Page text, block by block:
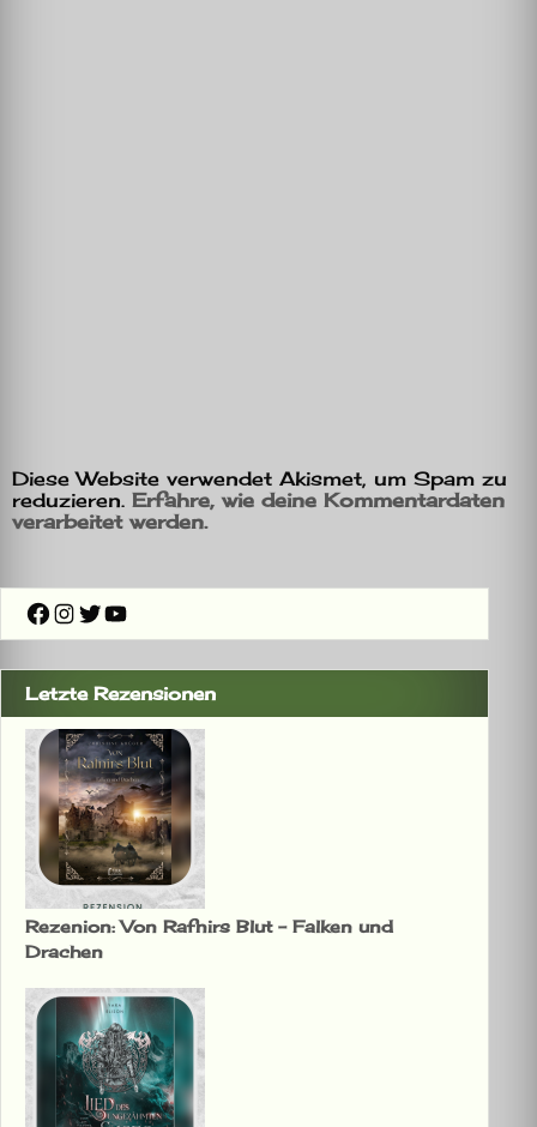
Diese Website verwendet Akismet, um Spam zu
reduzieren. Erfahre, wie deine Kommentardaten
verarbeitet werden.
Facebook
Instagram
Twitter
YouTube
Letzte Rezensionen
Rezenion: Von Rafnirs Blut – Falken und
Drachen